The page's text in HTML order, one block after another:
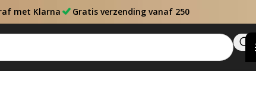
met Klarna Gratis verzending vanaf 250